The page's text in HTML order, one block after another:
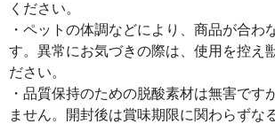
ください。
・ペットの体調などにより、商品が合わ
す。異常にお気づきの際は、使用を控え
ださい。
・品質保持のための脱酸素材は無害です
ません。開封後は賞味期限に関わらずな